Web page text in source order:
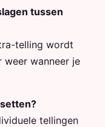
tussen
telling wordt
weer wanneer je
tellingen